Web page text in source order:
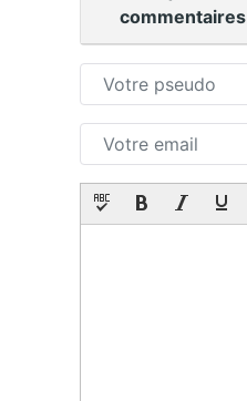
commentaires